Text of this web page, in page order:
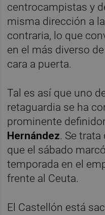
centrocampistas y
misma dirección a
contraria, lo que
en el más diverso
cara a puerta.
Tal es así que uno
retaguardia se ha
prominente
Hernández. Se trata
que el sábado
temporada en el
frente al Ceuta.
El Castellón está